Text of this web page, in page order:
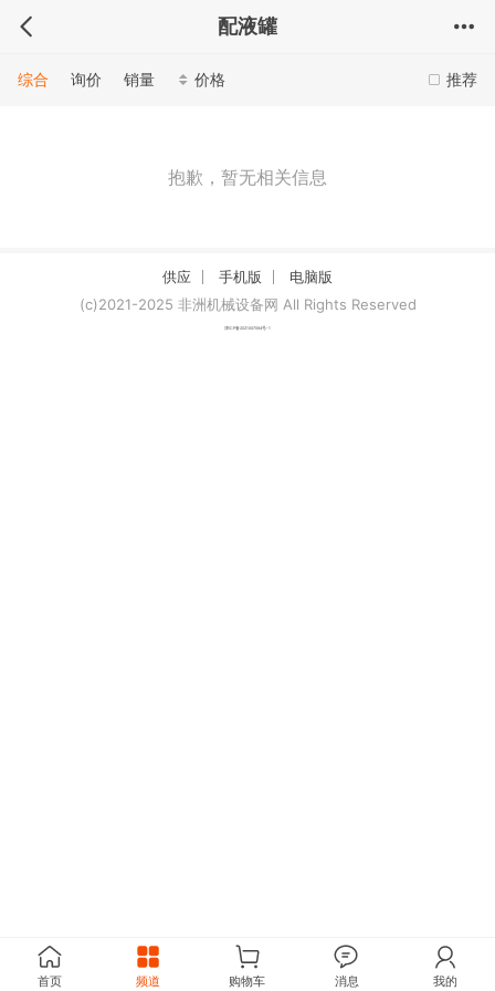
配液罐
推荐
综合 询价 销量 价格
抱歉，暂无相关信息
供应 手机版
电脑版
(c)2021-2025 非洲机械设备网 All Rights Reserved
津ICP备2021007094号-1
首页 频道 购物车 消息 我的